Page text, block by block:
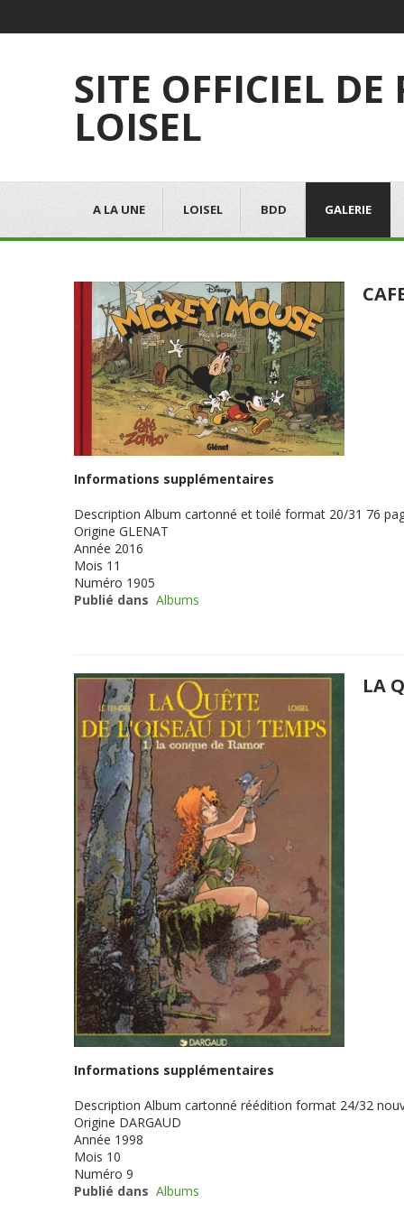
SITE OFFICIEL DE
LOISEL
A LA UNE LOISEL BDD GALERIE
Informations supplémentaires
Description Album cartonné et toilé format 20/31 76
Origine GLENAT
Année 2016
Mois 11
Numéro 1905
Publié dans Albums
LA
Informations supplémentaires
Description Album cartonné réédition format 24/32
Origine DARGAUD
Année 1998
Mois 10
Numéro 9
Publié dans Albums